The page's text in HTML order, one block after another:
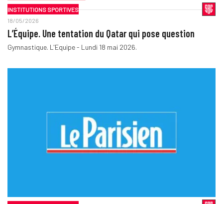
INSTITUTIONS SPORTIVES
18/05/2026
L’Équipe. Une tentation du Qatar qui pose question
Gymnastique. L'Equipe - Lundi 18 mai 2026.